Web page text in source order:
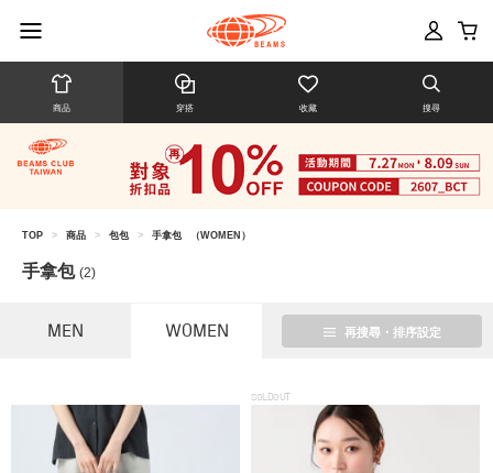
商品 穿搭 收藏 搜尋
TOP > 商品 > 包包 > 手拿包 （WOMEN）
手拿包 (2)
MEN WOMEN 再搜尋・排序設定
SOLDOUT